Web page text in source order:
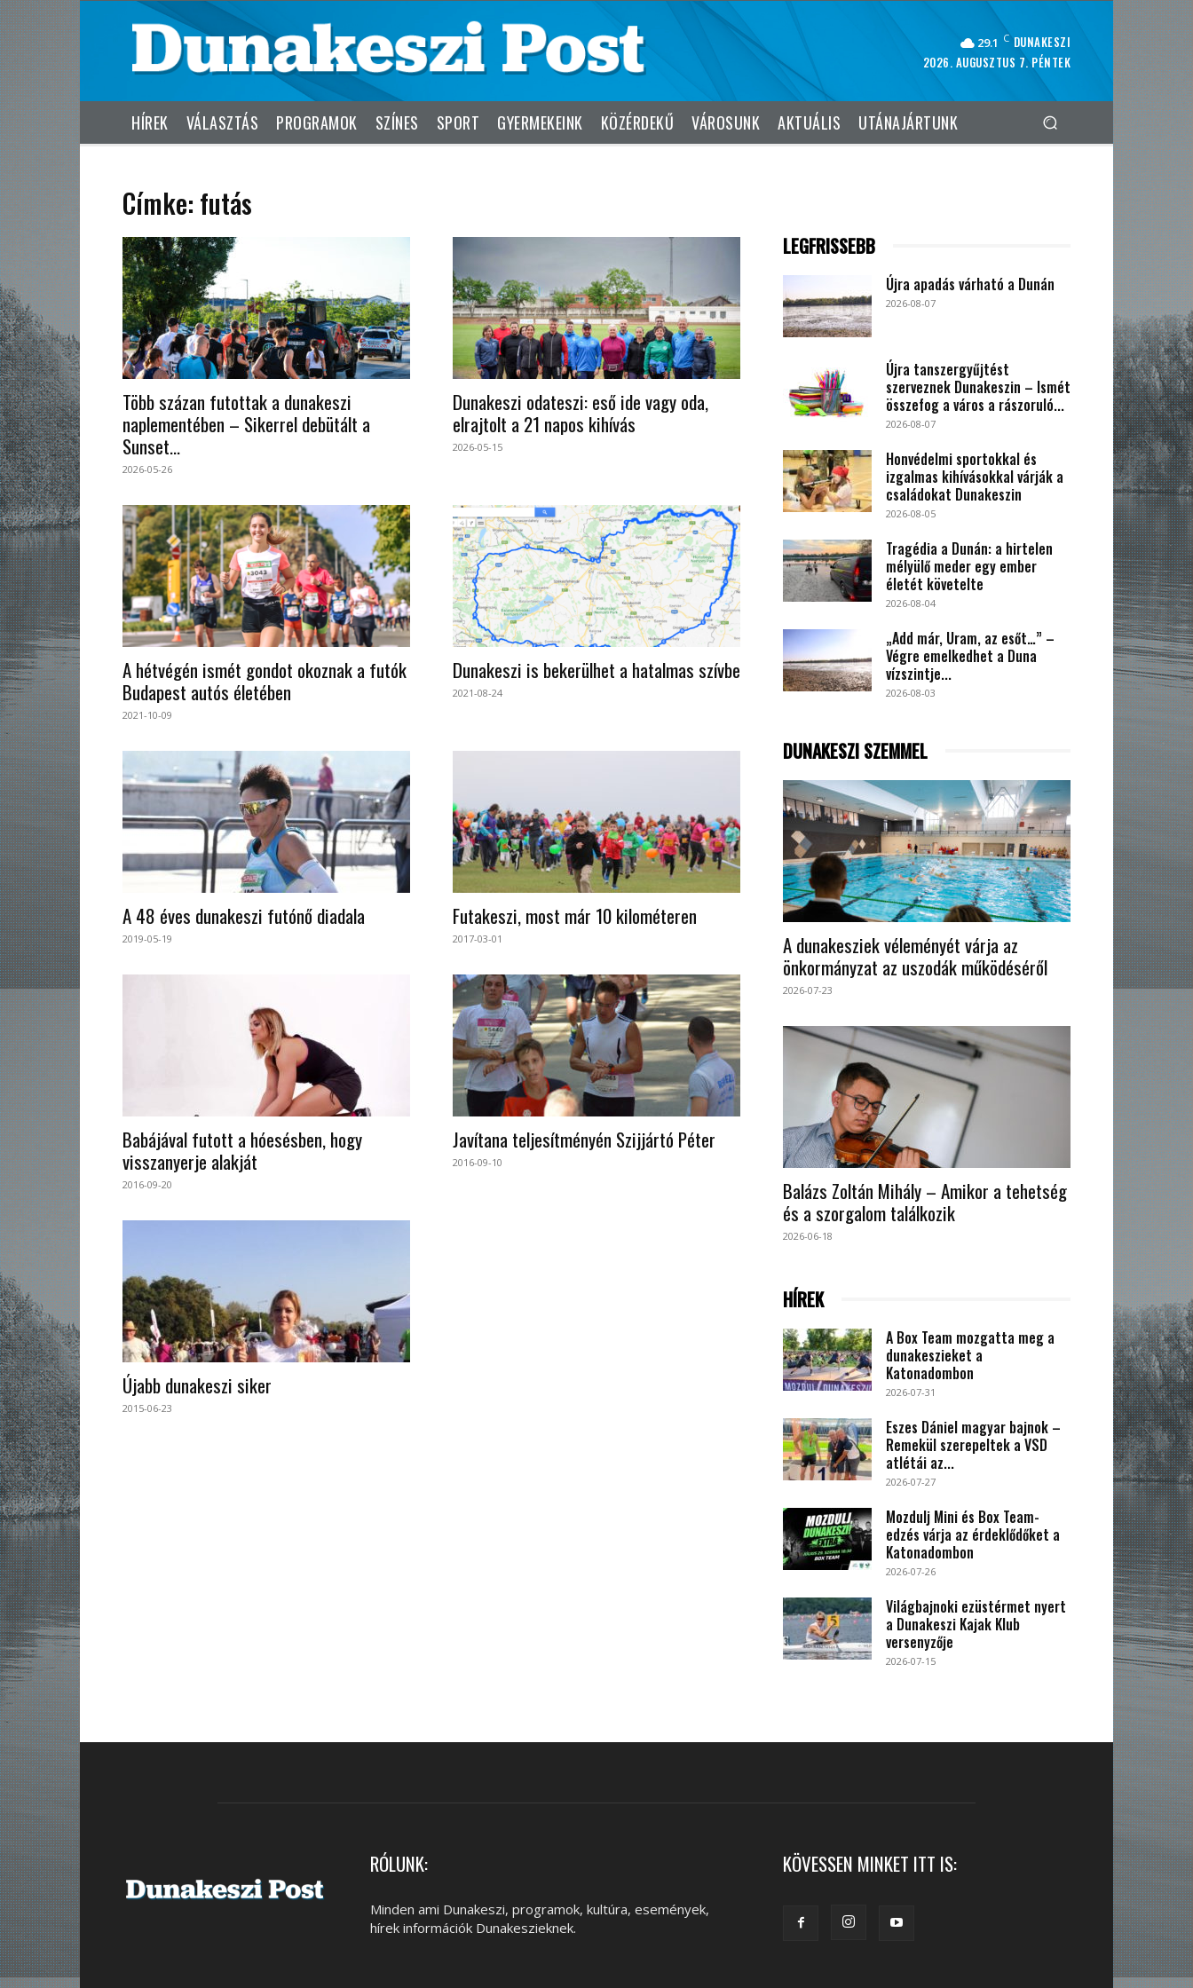
29.1 C DUNAKESZI
2026. AUGUSZTUS 7. PÉNTEK
HÍREK VÁLASZTÁS PROGRAMOK SZÍNES SPORT GYERMEKEINK KÖZÉRDEKŰ VÁROSUNK AKTUÁLIS UTÁNAJÁRTUNK
Címke: futás
Több százan futottak a dunakeszi
naplementében – Sikerrel debütált a
Sunset...
2026-05-26
Dunakeszi odateszi: eső ide vagy oda,
elrajtolt a 21 napos kihívás
2026-05-15
A hétvégén ismét gondot okoznak a futók
Budapest autós életében
2021-10-09
Dunakeszi is bekerülhet a hatalmas szívbe
2021-08-24
A 48 éves dunakeszi futónő diadala
2019-05-19
Futakeszi, most már 10 kilométeren
2017-03-01
Babájával futott a hóesésben, hogy
visszanyerje alakját
2016-09-20
Javítana teljesítményén Szijjártó Péter
2016-09-10
Újabb dunakeszi siker
2015-06-23
LEGFRISSEBB
Újra apadás várható a Dunán
2026-08-07
Újra tanszergyűjtést
szerveznek Dunakeszin – Ismét
összefog a város a rászoruló...
2026-08-07
Honvédelmi sportokkal és
izgalmas kihívásokkal várják a
családokat Dunakeszin
2026-08-05
Tragédia a Dunán: a hirtelen
mélyülő meder egy ember
életét követelte
2026-08-04
„Add már, Uram, az esőt…” –
Végre emelkedhet a Duna
vízszintje...
2026-08-03
DUNAKESZI SZEMMEL
A dunakesziek véleményét várja az
önkormányzat az uszodák működéséről
2026-07-23
Balázs Zoltán Mihály – Amikor a tehetség
és a szorgalom találkozik
2026-06-18
HÍREK
A Box Team mozgatta meg a
dunakeszieket a
Katonadombon
2026-07-31
Eszes Dániel magyar bajnok –
Remekül szerepeltek a VSD
atlétái az...
2026-07-27
Mozdulj Mini és Box Team-
edzés várja az érdeklődőket a
Katonadombon
2026-07-26
Világbajnoki ezüstérmet nyert
a Dunakeszi Kajak Klub
versenyzője
2026-07-15
RÓLUNK:
Minden ami Dunakeszi, programok, kultúra, események,
hírek információk Dunakeszieknek.
KÖVESSEN MINKET ITT IS: